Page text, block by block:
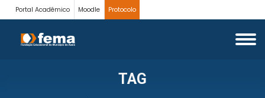
Portal Acadêmico Moodle Protocolo
TAG